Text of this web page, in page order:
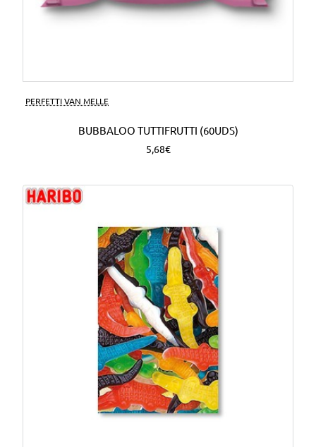
PERFETTI VAN MELLE
BUBBALOO TUTTIFRUTTI (60UDS)
5,68€